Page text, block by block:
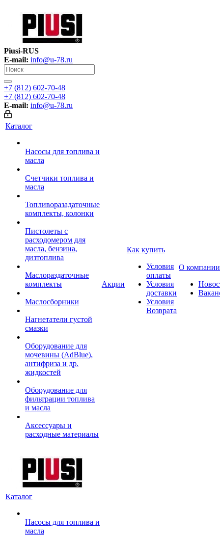
Piusi-RUS
E-mail: info@u-78.ru
+7 (812) 602-70-48
+7 (812) 602-70-48
E-mail: info@u-78.ru
Каталог
Насосы для топлива и
масла
Счетчики топлива и
масла
Топливоразадаточные
комплекты, колонки
Пистолеты с
расходомером для
масла, бензина,
дизтоплива
Маслораздаточные
комплекты
Маслосборники
Нагнетатели густой
смазки
Оборудование для
мочевины (AdBlue),
антифриза и др.
жидкостей
Оборудование для
фильтрации топлива
и масла
Аксессуары и
расходные материалы
Акции
Как купить
Условия
оплаты
Условия
доставки
Условия
Возврата
О компании
Каталог
Насосы для топлива и
масла